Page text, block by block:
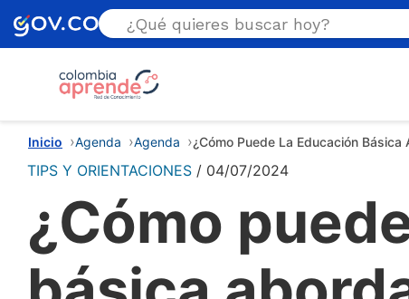
Estás aquí
Inicio Agenda Agenda ¿Cómo Puede La Educación
TIPS Y ORIENTACIONES 04/07/2024
¿Cómo